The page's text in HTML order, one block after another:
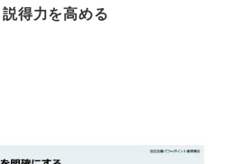
得力を高める